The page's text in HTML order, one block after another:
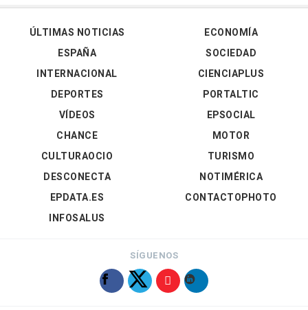
ÚLTIMAS NOTICIAS
ESPAÑA
INTERNACIONAL
DEPORTES
VÍDEOS
ECONOMÍA
SOCIEDAD
CIENCIAPLUS
PORTALTIC
EPSOCIAL
CHANCE
CULTURAOCIO
DESCONECTA
EPDATA.ES
INFOSALUS
MOTOR
TURISMO
NOTIMÉRICA
CONTACTOPHOTO
SÍGUENOS